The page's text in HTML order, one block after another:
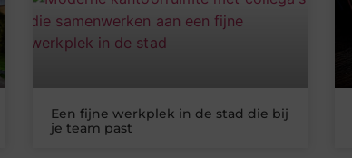
Een fijne werkplek in de stad die bij
je team past